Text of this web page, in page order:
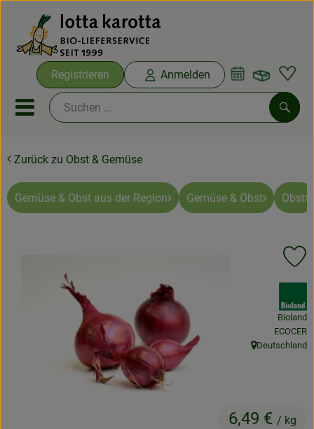
Registrieren Anmelden
Mobiles Menu öffnen oder
Ökokisten
Bio-Kochboxen
Saisonthemen
Neues & Angebote
Obst & Gemüse
Zurück zu Obst & Gemüse
Gemüse & Obst aus der Region Gemüse & Obst Obst
6,49 € / kg
Bioland
,ECOCER
, Herkunft:
Deutschland